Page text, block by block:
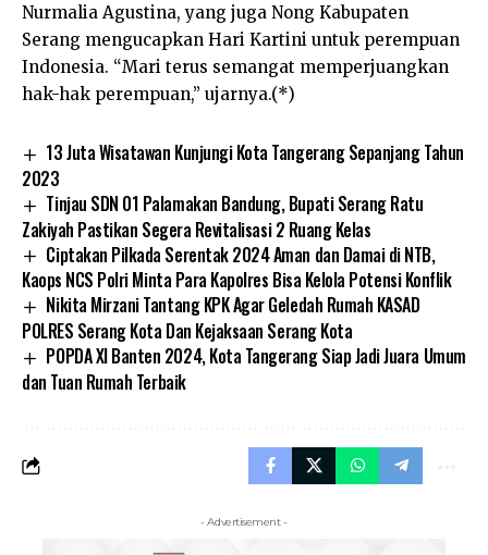
Nurmalia Agustina, yang juga Nong Kabupaten
Serang mengucapkan Hari Kartini untuk perempuan
Indonesia. “Mari terus semangat memperjuangkan
hak-hak perempuan,” ujarnya.(*)
13 Juta Wisatawan Kunjungi Kota Tangerang Sepanjang Tahun
2023
Tinjau SDN 01 Palamakan Bandung, Bupati Serang Ratu
Zakiyah Pastikan Segera Revitalisasi 2 Ruang Kelas
Ciptakan Pilkada Serentak 2024 Aman dan Damai di NTB,
Kaops NCS Polri Minta Para Kapolres Bisa Kelola Potensi Konflik
Nikita Mirzani Tantang KPK Agar Geledah Rumah KASAD
POLRES Serang Kota Dan Kejaksaan Serang Kota
POPDA XI Banten 2024, Kota Tangerang Siap Jadi Juara Umum
dan Tuan Rumah Terbaik
- Advertisement -